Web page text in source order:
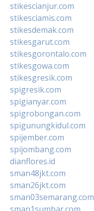
stikescianjur.com
stikesciamis.com
stikesdemak.com
stikesgarut.com
stikesgorontalo.com
stikesgowa.com
stikesgresik.com
spigresik.com
spigianyar.com
spigrobongan.com
spigunungkidul.com
spijember.com
spijombang.com
dianflores.id
sman48jkt.com
sman26jkt.com
sman03semarang.com
sman1sumbar.com